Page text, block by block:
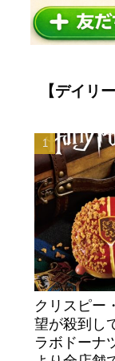
【デイリ
クリスピー
望が殺到し
ラボドーナ